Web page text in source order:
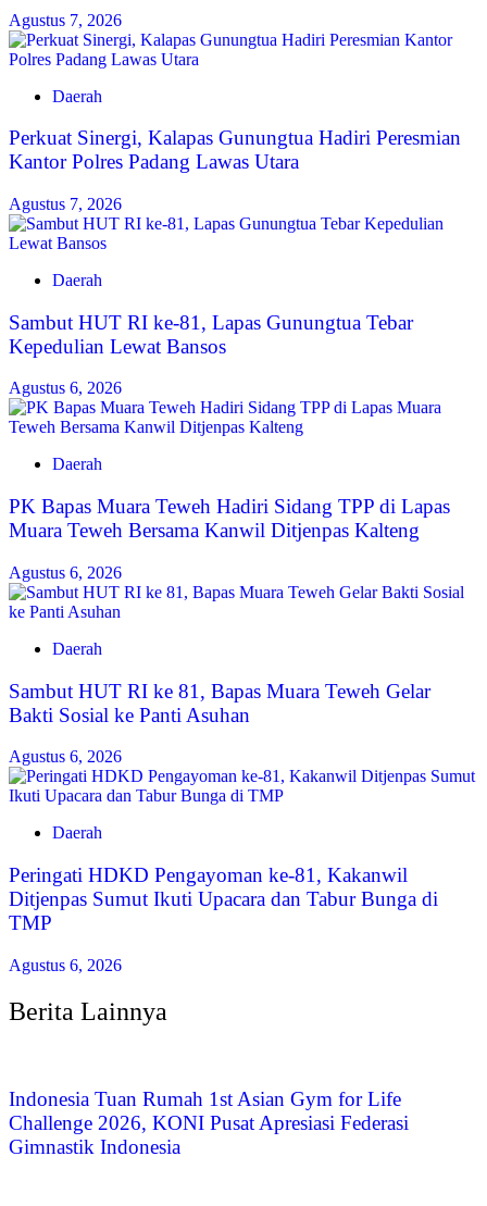
Agustus 7, 2026
Daerah
Perkuat Sinergi, Kalapas Gunungtua Hadiri Peresmian
Kantor Polres Padang Lawas Utara
Agustus 7, 2026
Daerah
Sambut HUT RI ke-81, Lapas Gunungtua Tebar
Kepedulian Lewat Bansos
Agustus 6, 2026
Daerah
‎PK Bapas Muara Teweh Hadiri Sidang TPP di Lapas
Muara Teweh Bersama Kanwil Ditjenpas Kalteng
Agustus 6, 2026
Daerah
‎Sambut HUT RI ke 81, Bapas Muara Teweh Gelar
Bakti Sosial ke Panti Asuhan
Agustus 6, 2026
Daerah
Peringati HDKD Pengayoman ke-81, Kakanwil
Ditjenpas Sumut Ikuti Upacara dan Tabur Bunga di
TMP
Agustus 6, 2026
Berita Lainnya
Indonesia Tuan Rumah 1st Asian Gym for Life
Challenge 2026, KONI Pusat Apresiasi Federasi
Gimnastik Indonesia